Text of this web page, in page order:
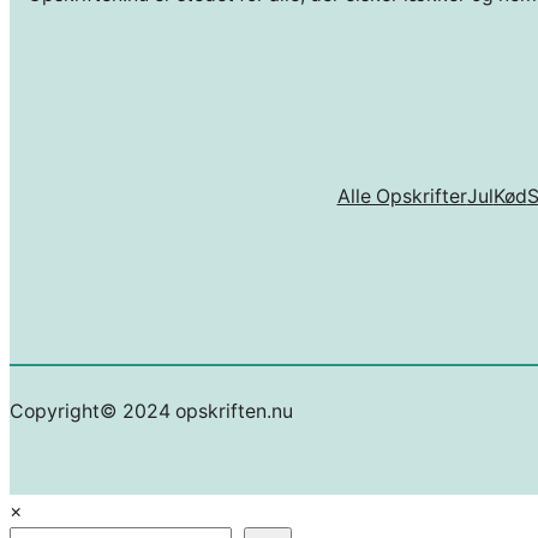
Alle OpskrifterJulKød
Copyright© 2024 opskriften.nu
×